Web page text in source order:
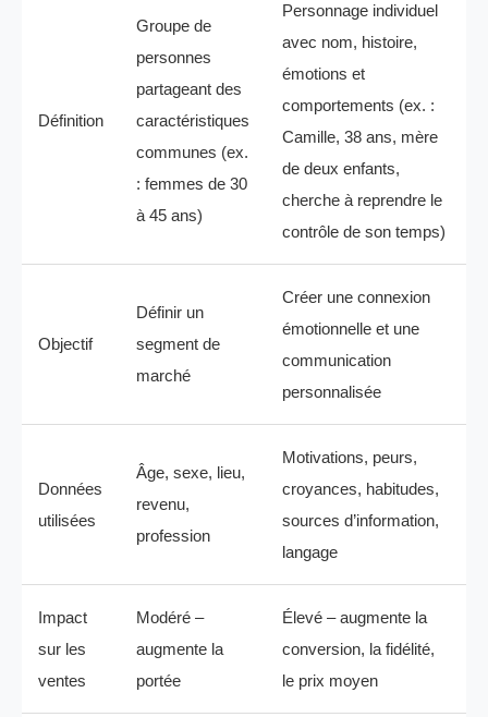
Définition
Groupe de
personnes
partageant des
caractéristiques
communes (ex.
: femmes de 30
à 45 ans)
Personnage individuel
avec nom, histoire,
émotions et
comportements (ex. :
Camille, 38 ans, mère
de deux enfants,
cherche à reprendre le
contrôle de son temps)
Objectif
Définir un
segment de
marché
Créer une connexion
émotionnelle et une
communication
personnalisée
Données
utilisées
Âge, sexe, lieu,
revenu,
profession
Motivations, peurs,
croyances, habitudes,
sources d’information,
langage
Impact
sur les
ventes
Modéré –
augmente la
portée
Élevé – augmente la
conversion, la fidélité,
le prix moyen